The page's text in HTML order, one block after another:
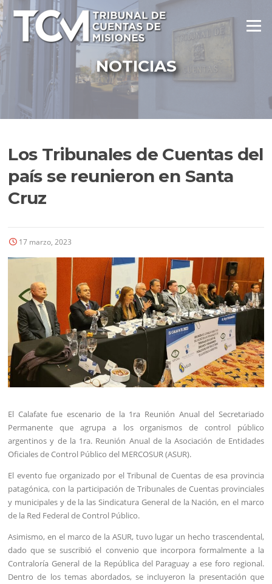
Ir
al
contenido
Menú
NOTICIAS
Los Tribunales de Cuentas del
país se reunieron en Santa
Cruz
17 marzo, 2023
El Calafate fue escenario de la 1ra Reunión Anual del Secretariado
Permanente que agrupa a los organismos de control público
argentinos y de la 1ra. Reunión Anual de la Asociación de Entidades
Oficiales de Control Público del MERCOSUR (ASUR).
El evento fue organizado por el Tribunal de Cuentas de esa provincia
patagónica, con la participación de Tribunales de Cuentas provinciales
y municipales y de la las Sindicatura General de la Nación, en el marco
de la Red Federal de Control Público.
Asimismo, en el marco de la ASUR, tuvo lugar un hecho trascendental,
dado que se suscribió el convenio que incorpora formalmente a la
Contraloría General de la República del Paraguay a ese foro regional.
Dentro de los temas abordados, se incluyeron la presentación que